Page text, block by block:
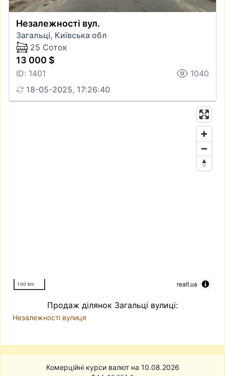
Незалежності вул.
Загальці, Київська обл
25 Соток
13 000 $
ID: 1401
1040
18-05-2025, 17:26:40
100 km realt.ua
Продаж ділянок Загальці вулиці:
Незалежності вулиця
Комерційні курси валют на 10.08.2026